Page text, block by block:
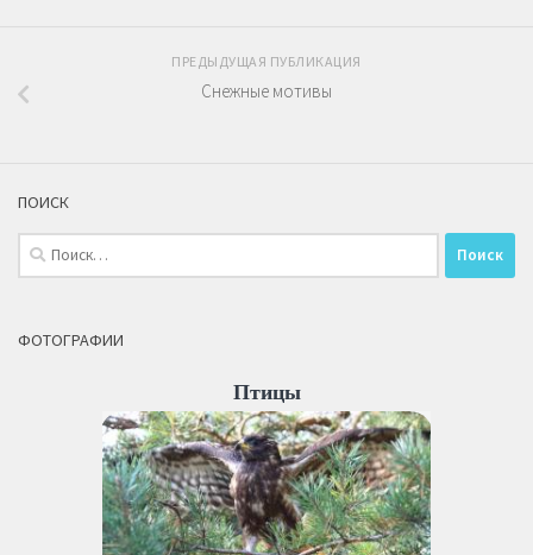
ПРЕДЫДУЩАЯ ПУБЛИКАЦИЯ
Снежные мотивы
ПОИСК
Найти:
ФОТОГРАФИИ
Птицы